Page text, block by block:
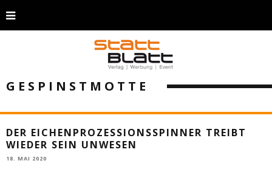
GESPINSTMOTTE
DER EICHENPROZESSIONSSPINNER TREIBT
WIEDER SEIN UNWESEN
18. MAI 2020